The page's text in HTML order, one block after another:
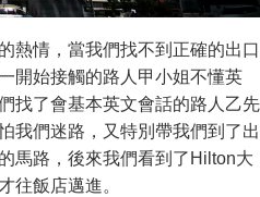
熱情，當我們找不到正確的出口
開始接觸的路人甲小姐不懂英
找了會基本英文會話的路人乙先
我們迷路，又特別帶我們到了出
馬路，後來我們看到了Hilton大
往飯店邁進。